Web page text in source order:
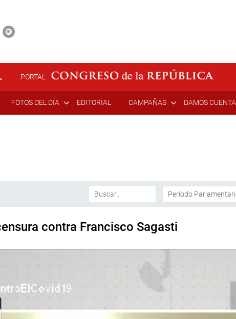
PORTAL
FOTOS DEL DÍA EDITORIAL CAMPAÑAS DAMOS CUENTA
contra Francisco Sagasti